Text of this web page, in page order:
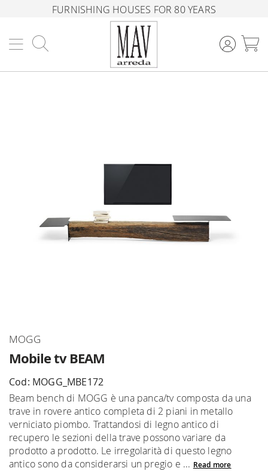
FURNISHING HOUSES FOR 80 YEARS
Mobile tv BEAM
MOGG
Cod: MOGG_MBE172
Beam bench di MOGG è una panca/tv composta da una
trave in rovere antico completa di 2 piani in metallo
verniciato piombo. Trattandosi di legno antico di
recupero le sezioni della trave possono variare da
prodotto a prodotto. Le irregolarità di questo legno
antico sono da considerarsi un pregio e ... Read more
Skip
the
beginning
of
the
images
gallery